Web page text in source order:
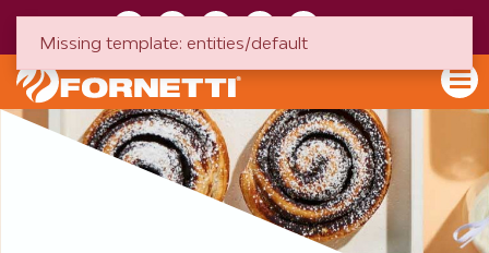
Missing template: entities/default